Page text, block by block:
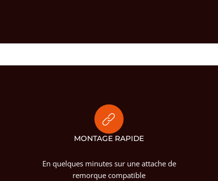
MONTAGE RAPIDE
En quelques minutes sur une attache de
remorque compatible